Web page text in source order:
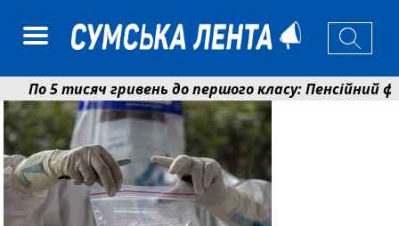
По 5 тисяч гривень до першого класу: Пенсійний
Ніколаєнко: у Сумах погодили 115 компенсацій на